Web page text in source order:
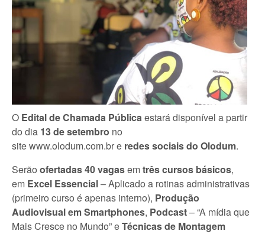
O Edital de Chamada Públicaestará disponível a partir
do dia 13 de setembro no
site www.olodum.com.br e redes sociais do Olodum.
Serão ofertadas 40 vagasemtrês cursos básicos,
em Excel Essencial– Aplicado a rotinas administrativas
(primeiro curso é apenas interno), Produção
Audiovisual em Smartphones, Podcast– “A mídia que
Mais Cresce no Mundo” eTécnicas de Montagem